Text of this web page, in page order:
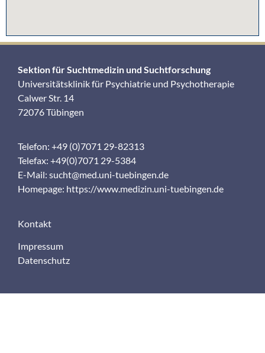
Sektion für Suchtmedizin und Suchtforschung
Universitätsklinik für Psychiatrie und Psychotherapie
Calwer Str. 14
72076 Tübingen
Telefon: +49 (0)7071 29-82313
Telefax: +49(0)7071 29-5384
E-Mail: sucht@med.uni-tuebingen.de
Homepage: https://www.medizin.uni-tuebingen.de
Kontakt
Impressum
Datenschutz